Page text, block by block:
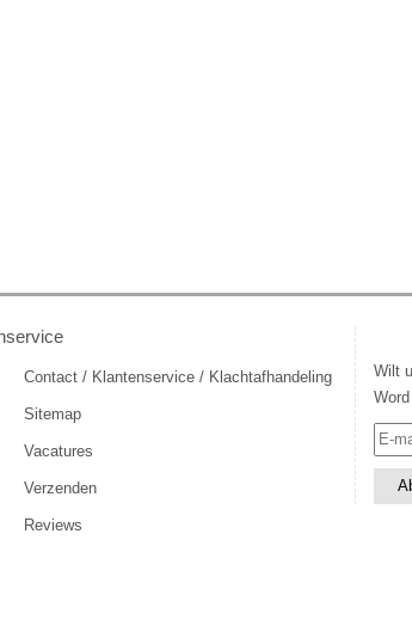
Contact / Klantenservice / Klachtafhandeling
Sitemap
Vacatures
Verzenden
Reviews
Wilt